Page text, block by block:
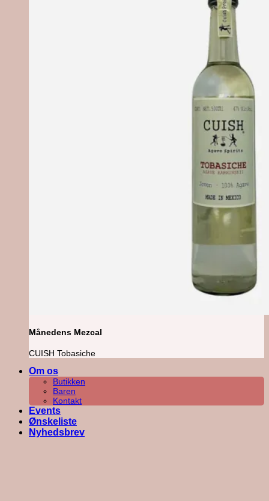
Månedens Mezcal
CUISH Tobasiche
Om os
Butikken
Baren
Kontakt
Events
Ønskeliste
Nyhedsbrev